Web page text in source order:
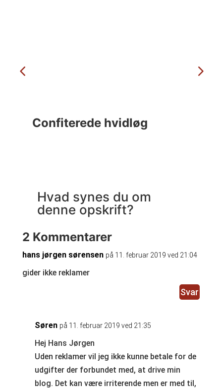
Confiterede hvidløg
Hvad synes du om
denne opskrift?
2 Kommentarer
hans jørgen sørensen på 11. februar 2019 ved 21:04
gider ikke reklamer
Svar
Søren på 11. februar 2019 ved 21:35
Hej Hans Jørgen
Uden reklamer vil jeg ikke kunne betale for de
udgifter der forbundet med, at drive min
blog. Det kan være irriterende men er med til,